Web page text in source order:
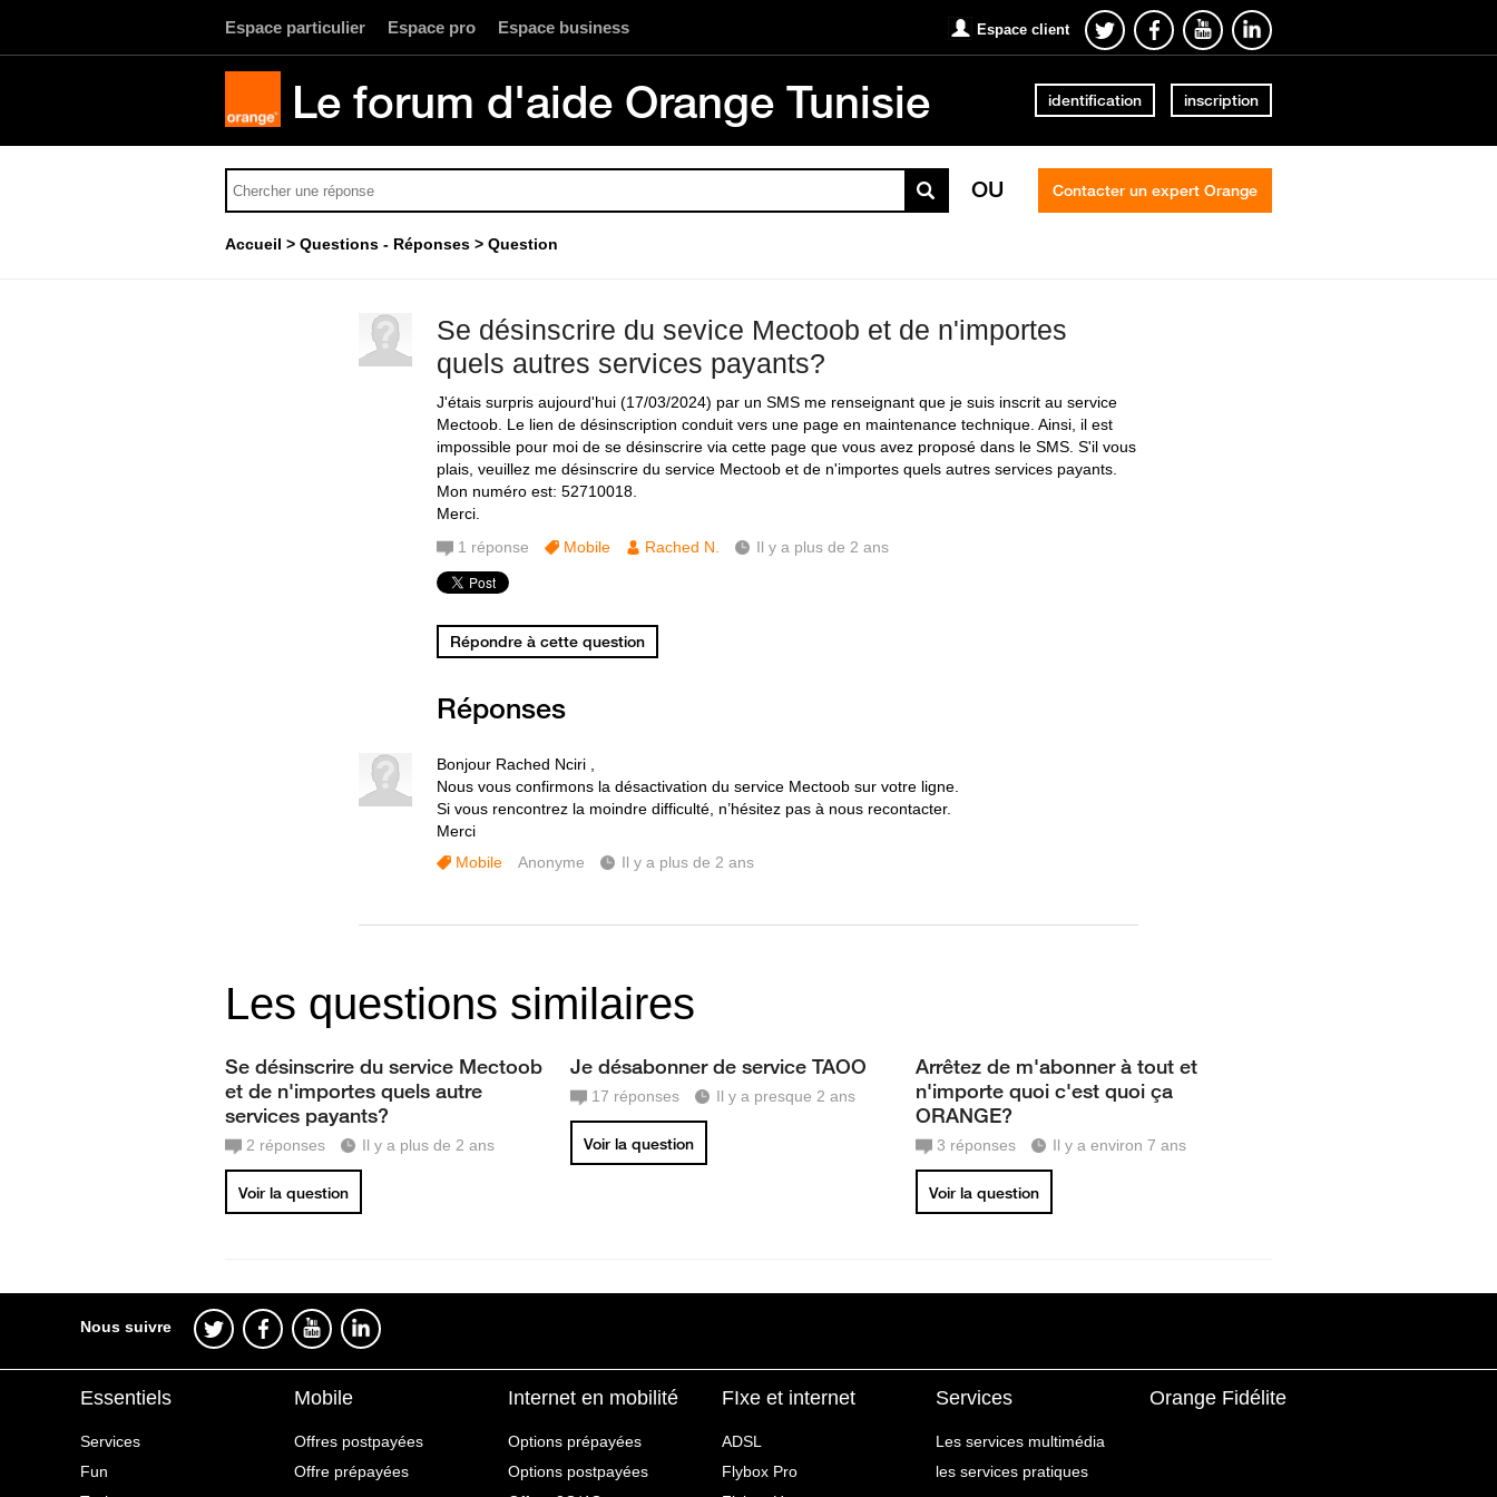
Espace particulier Espace pro Espace business Espace client
Le forum d'aide Orange Tunisie identification inscription
OU Contacter un expert Orange
Accueil Questions - Réponses Question
Se désinscrire du sevice Mectoob et de n'importes
quels autres services payants?
J'étais surpris aujourd'hui (17/03/2024) par un SMS me renseignant que je suis inscrit au service
Mectoob. Le lien de désinscription conduit vers une page en maintenance technique. Ainsi, il est
impossible pour moi de se désinscrire via cette page que vous avez proposé dans le SMS. S'il vous
plais, veuillez me désinscrire du service Mectoob et de n'importes quels autres services payants.
Mon numéro est: 52710018.
Merci.
1 réponse Mobile Rached N. Il y a plus de 2 ans
Répondre à cette question
Réponses
Bonjour Rached Nciri ,
Nous vous confirmons la désactivation du service Mectoob sur votre ligne.
Si vous rencontrez la moindre difficulté, n’hésitez pas à nous recontacter.
Merci
Mobile
Anonyme Il y a plus de 2 ans
Les questions similaires
Se désinscrire du service Mectoob
et de n'importes quels autre
services payants?
2 réponses Il y a plus de 2 ans
Voir la question
Je désabonner de service TAOO
17 réponses Il y a presque 2 ans
Voir la question
Arrêtez de m'abonner à tout et
n'importe quoi c'est quoi ça
ORANGE?
3 réponses Il y a environ 7 ans
Voir la question
Nous suivre
Essentiels
Services
Fun
Mobile
Offres postpayées
Offre prépayées
Internet en mobilité
Options prépayées
Options postpayées
FIxe et internet
ADSL
Flybox Pro
Services
Les services multimédia
les services pratiques
Orange Fidélite